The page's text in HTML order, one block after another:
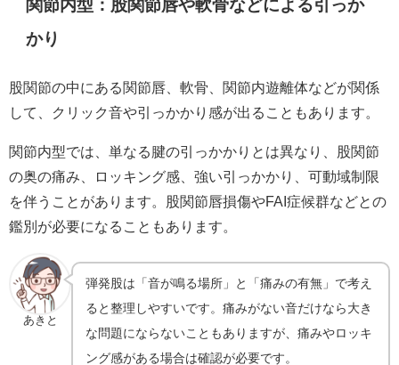
関節内型：股関節唇や軟骨などによる引っか
かり
股関節の中にある関節唇、軟骨、関節内遊離体などが関係
して、クリック音や引っかかり感が出ることもあります。
関節内型では、単なる腱の引っかかりとは異なり、股関節
の奥の痛み、ロッキング感、強い引っかかり、可動域制限
を伴うことがあります。股関節唇損傷やFAI症候群などとの
鑑別が必要になることもあります。
あきと
弾発股は「音が鳴る場所」と「痛みの有無」で考え
ると整理しやすいです。痛みがない音だけなら大き
な問題にならないこともありますが、痛みやロッキ
ング感がある場合は確認が必要です。